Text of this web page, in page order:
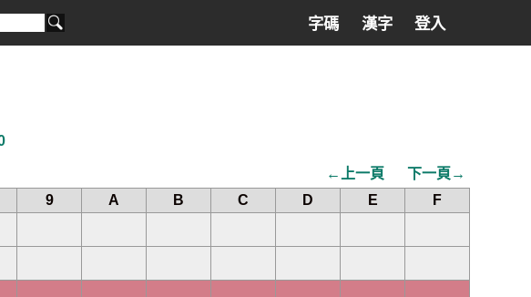
字碼 漢字 登入
←上一頁
下一頁→
9 A B C D E
F